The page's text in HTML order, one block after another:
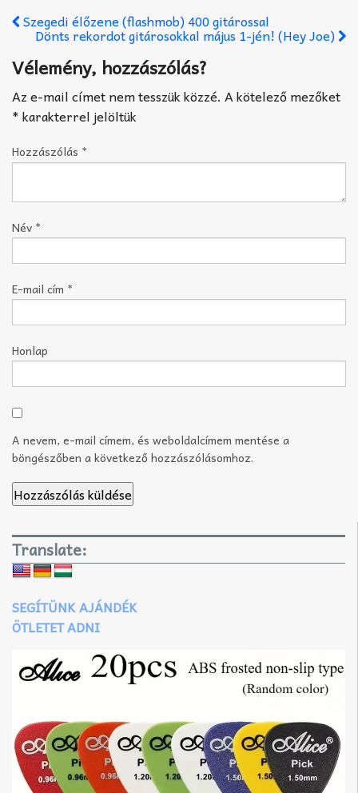
Szegedi élőzene (flashmob) 400 gitárossal
Dönts rekordot gitárosokkal május 1-jén! (Hey Joe)
Vélemény, hozzászólás?
Az e-mail címet nem tesszük közzé. A kötelező mezőket
*karakterrel jelöltük
Hozzászólás *
Név *
E-mail cím *
Honlap
A nevem, e-mail címem, és weboldalcímem mentése a
böngészőben a következő hozzászólásomhoz.
Translate:
SEGÍTÜNK AJÁNDÉK
ÖTLETET ADNI